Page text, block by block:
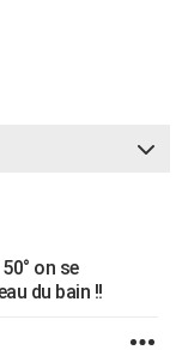
on se
du bain !!